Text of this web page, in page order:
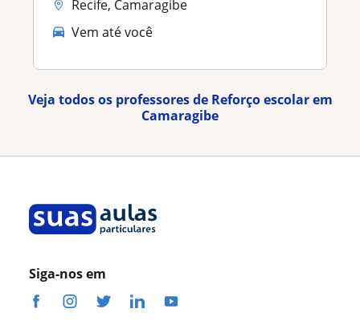
Recife, Camaragibe
Vem até você
Veja todos os professores de Reforço escolar em
Camaragibe
Siga-nos em